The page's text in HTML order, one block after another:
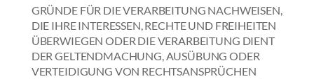
GRÜNDE FÜR DIE VERARBEITUNG NACHWEISEN,
DIE IHRE INTERESSEN, RECHTE UND FREIHEITEN
ÜBERWIEGEN ODER DIE VERARBEITUNG DIENT
DER GELTENDMACHUNG, AUSÜBUNG ODER
VERTEIDIGUNG VON RECHTSANSPRÜCHEN